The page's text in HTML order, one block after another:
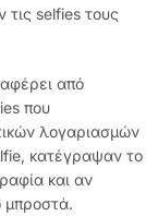
τις selfies τους
από
που
λογαριασμών
κατέγραψαν το
και αν
μπροστά.